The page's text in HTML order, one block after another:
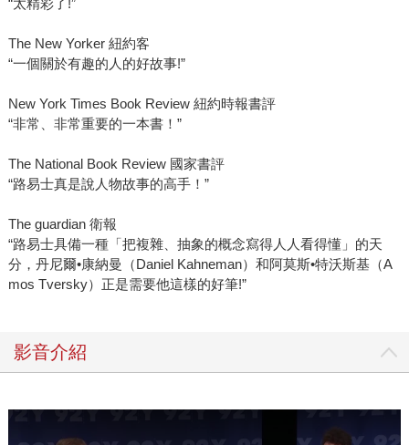
“太精彩了!”
The New Yorker 紐約客
“一個關於有趣的人的好故事!”
New York Times Book Review 紐約時報書評
“非常、非常重要的一本書！”
The National Book Review 國家書評
“路易士真是說人物故事的高手！”
The guardian 衛報
“路易士具備一種「把複雜、抽象的概念寫得人人看得懂」的天
分，丹尼爾•康納曼（Daniel Kahneman）和阿莫斯•特沃斯基（A
mos Tversky）正是需要他這樣的好筆!”
影音介紹